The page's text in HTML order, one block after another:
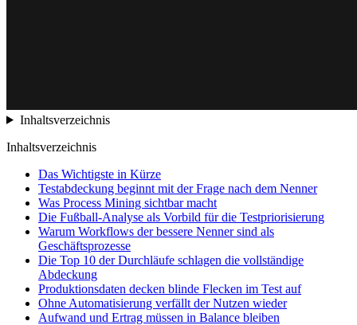
Inhaltsverzeichnis
Inhaltsverzeichnis
Das Wichtigste in Kürze
Testabdeckung beginnt mit der Frage nach dem Nenner
Was Process Mining sichtbar macht
Die Fußball-Analyse als Vorbild für die Testpriorisierung
Warum Workflows der bessere Nenner sind als
Geschäftsprozesse
Die Top 10 der Durchläufe schlagen die vollständige
Abdeckung
Produktionsdaten decken blinde Flecken im Test auf
Ohne Automatisierung verfällt der Nutzen wieder
Aufwand und Ertrag müssen in Balance bleiben